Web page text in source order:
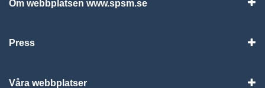
Om webbplatsen www.spsm.se
Press
Våra webbplatser